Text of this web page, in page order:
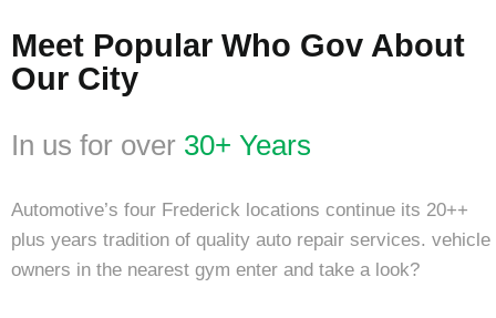
Meet Popular Who Gov About
Our City
In us for over 30+ Years
Automotive’s four Frederick locations continue its 20++
plus years tradition of quality auto repair services. vehicle
owners in the nearest gym enter and take a look?